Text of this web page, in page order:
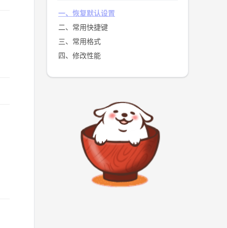
一、恢复默认设置
二、常用快捷键
三、常用格式
四、修改性能